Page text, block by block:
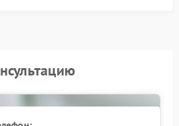
замену поврежденных
ИБП стабильно работает как в